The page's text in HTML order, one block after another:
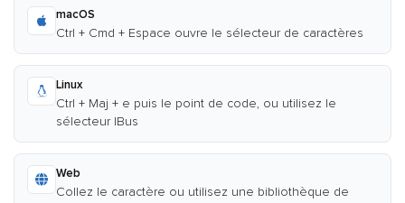
macOS
Ctrl + Cmd + Espace ouvre le sélecteur de caractères
Linux
Ctrl + Maj + e puis le point de code, ou utilisez le
sélecteur IBus
Web
Collez le caractère ou utilisez une bibliothèque de